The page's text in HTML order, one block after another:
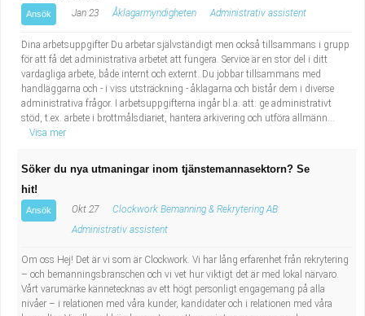
Ansök Jan 23 Åklagarmyndigheten Administrativ assistent
Dina arbetsuppgifter Du arbetar självständigt men också tillsammans i grupp
för att få det administrativa arbetet att fungera. Service är en stor del i ditt
vardagliga arbete, både internt och externt. Du jobbar tillsammans med
handläggarna och - i viss utsträckning - åklagarna och bistår dem i diverse
administrativa frågor. I arbetsuppgifterna ingår bl.a. att: ge administrativt
stöd, t.ex. arbete i brottmålsdiariet, hantera arkivering och utföra allmänn...
Visa mer
Söker du nya utmaningar inom tjänstemannasektorn? Se
hit!
Ansök Okt 27
Clockwork Bemanning & Rekrytering AB
Administrativ assistent
Om oss Hej! Det är vi som är Clockwork. Vi har lång erfarenhet från rekrytering
– och bemanningsbranschen och vi vet hur viktigt det är med lokal närvaro.
Vårt varumärke kännetecknas av ett högt personligt engagemang på alla
nivåer – i relationen med våra kunder, kandidater och i relationen med våra